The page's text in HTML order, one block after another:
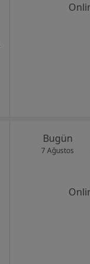
Bugün
7 Ağustos